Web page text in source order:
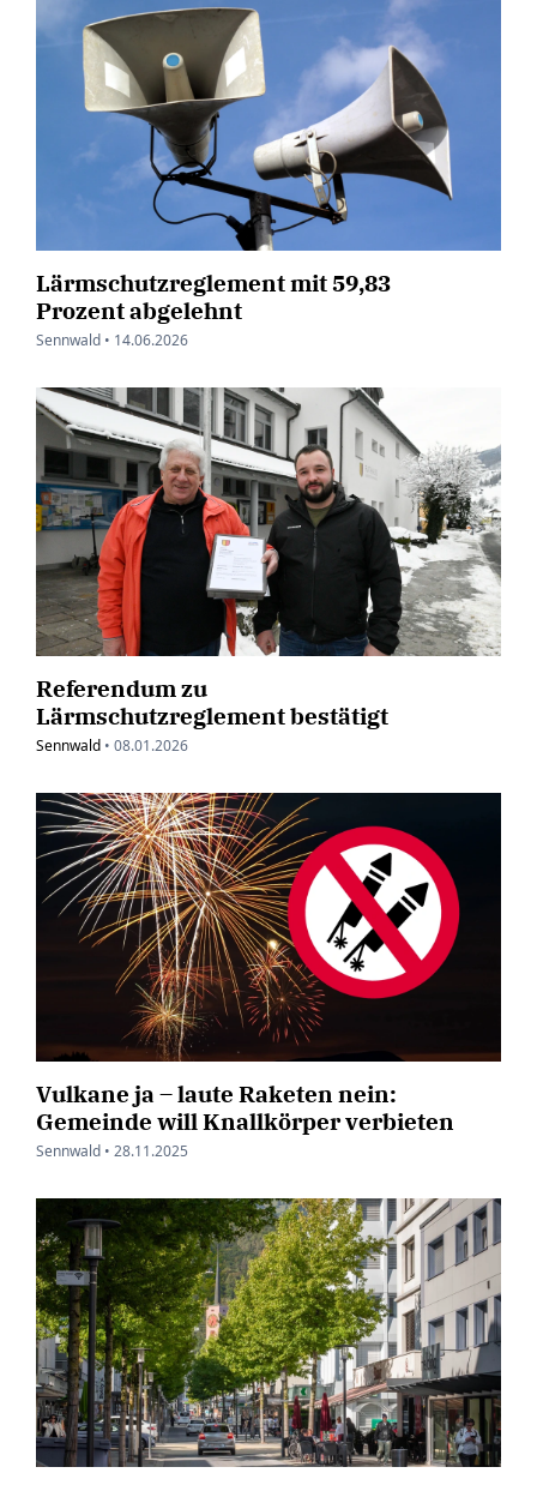
Lärmschutzreglement mit 59,83
Prozent abgelehnt
Sennwald • 14.06.2026
Referendum zu
Lärmschutzreglement bestätigt
Sennwald • 08.01.2026
Vulkane ja – laute Raketen nein:
Gemeinde will Knallkörper verbieten
Sennwald • 28.11.2025